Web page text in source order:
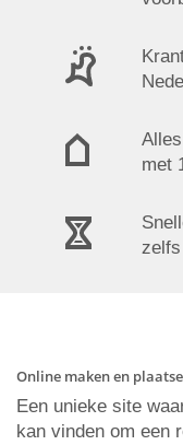
met
Online maken en
Een unieke site
kan vinden om een